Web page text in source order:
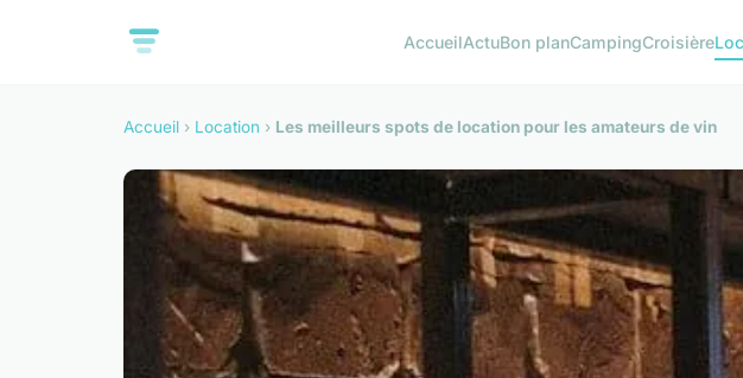
AccueilActuBon planCampingCroisière
Accueil › Location › Les meilleurs spots de location pour les amateurs de vin